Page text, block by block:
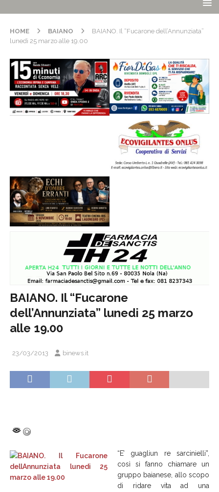
HOME BAIANO
BAIANO. Il “Fucarone dell’Annunziata”
lunedi 25 marzo alle 19.00
BAIANO. Il “Fucarone
dell’Annunziata” lunedi 25 marzo
alle 19.00
23/03/2013 binews.it
“E’ guagliun re sarcinielli”,
così si fanno chiamare un
gruppo baianese, allo scopo
di ridare vita ad una